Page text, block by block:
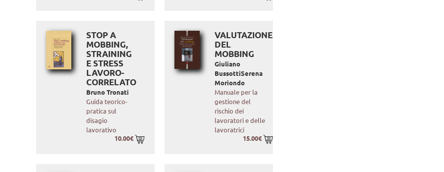
STOP A
MOBBING,
STRAINING
E STRESS
LAVORO-
CORRELATO
Bruno Tronati
Guida teorico-
pratica sul
disagio
lavorativo
10.00€
VALUTAZIONE
DEL
MOBBING
Giuliano
BussottiSerena
Moriondo
Manuale per la
gestione del
rischio dei
lavoratori e delle
lavoratrici
15.00€